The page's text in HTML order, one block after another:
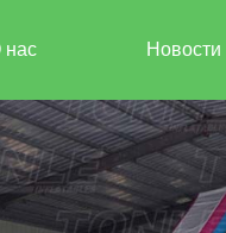
нас Новости